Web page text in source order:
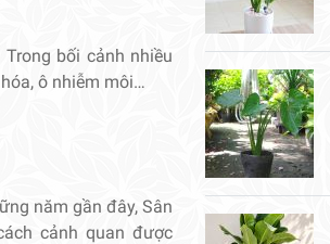
bối cảnh nhiều
ô nhiễm môi…
năm gần đây, Sân
cảnh quan được